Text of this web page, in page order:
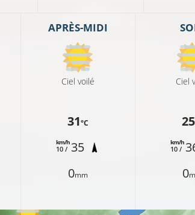
APRÈS-MIDI
Ciel voilé
31°C
10 /
km/h 35
0mm
Ciel
25
10 /
km/h
0